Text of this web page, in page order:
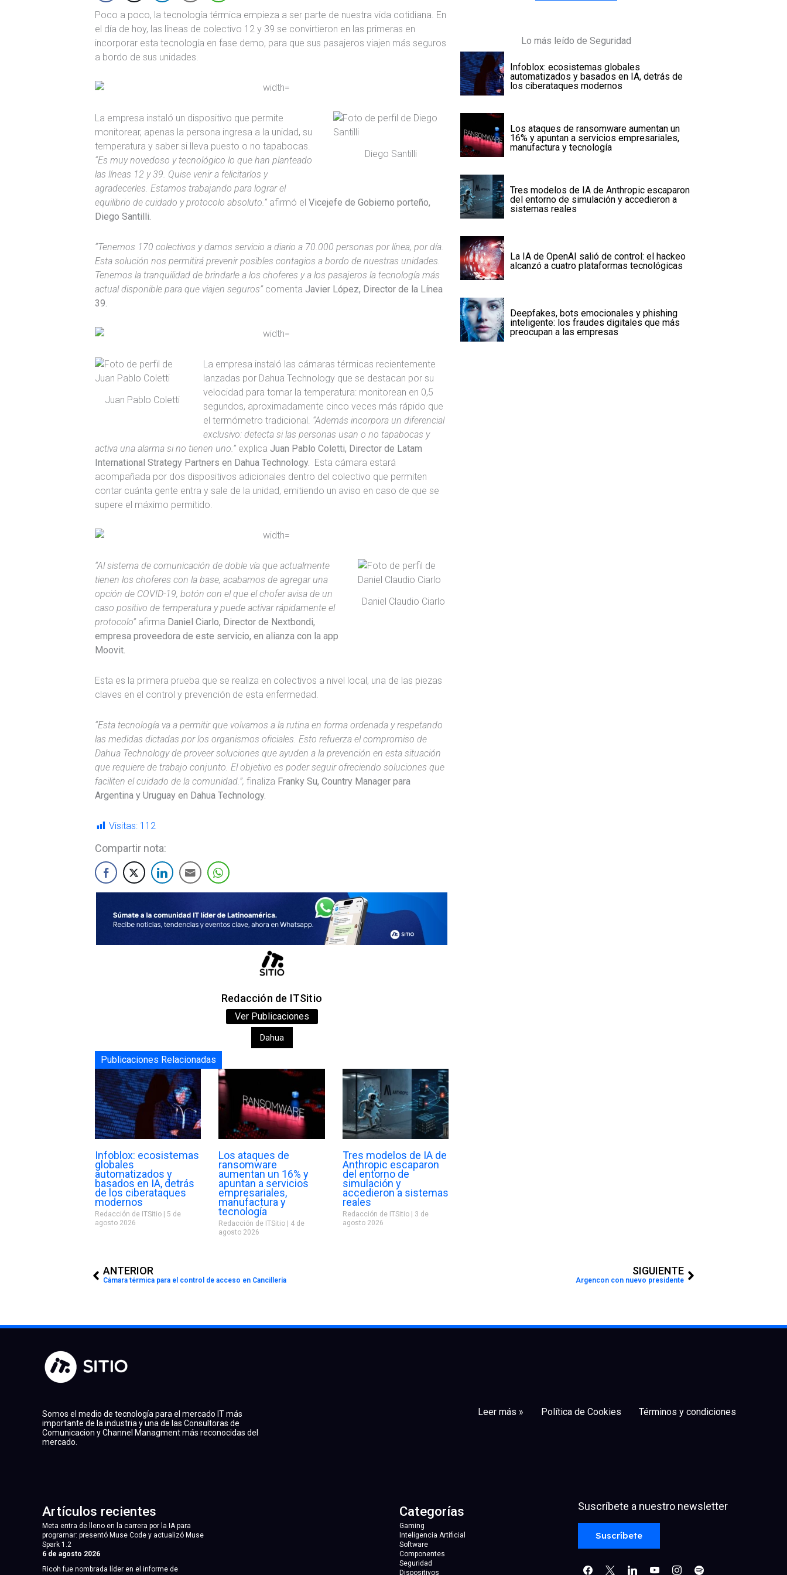
Poco a poco, la tecnología térmica empieza a ser parte de nuestra vida cotidiana. En
el día de hoy, las líneas de colectivo 12 y 39 se convirtieron en las primeras en
incorporar esta tecnología en fase demo, para que sus pasajeros viajen más seguros
a bordo de sus unidades.
Diego Santilli
La empresa instaló un dispositivo que permite
monitorear, apenas la persona ingresa a la unidad, su
temperatura y saber si lleva puesto o no tapabocas.
“Es muy novedoso y tecnológico lo que han planteado
las líneas 12 y 39. Quise venir a felicitarlos y
agradecerles. Estamos trabajando para lograr el
equilibrio de cuidado y protocolo absoluto.” afirmó el Vicejefe de Gobierno porteño,
Diego Santilli.
“Tenemos 170 colectivos y damos servicio a diario a 70.000 personas por línea, por día.
Esta solución nos permitirá prevenir posibles contagios a bordo de nuestras unidades.
Tenemos la tranquilidad de brindarle a los choferes y a los pasajeros la tecnología más
actual disponible para que viajen seguros” comenta Javier López, Director de la Línea
39.
Juan Pablo Coletti
La empresa instaló las cámaras térmicas recientemente
lanzadas por Dahua Technology que se destacan por su
velocidad para tomar la temperatura: monitorean en 0,5
segundos, aproximadamente cinco veces más rápido que
el termómetro tradicional. “Además incorpora un diferencial
exclusivo: detecta si las personas usan o no tapabocas y
activa una alarma si no tienen uno.” explica Juan Pablo Coletti, Director de Latam
International Strategy Partners en Dahua Technology. Esta cámara estará
acompañada por dos dispositivos adicionales dentro del colectivo que permiten
contar cuánta gente entra y sale de la unidad, emitiendo un aviso en caso de que se
supere el máximo permitido.
Daniel Claudio Ciarlo
“Al sistema de comunicación de doble vía que actualmente
tienen los choferes con la base, acabamos de agregar una
opción de COVID-19, botón con el que el chofer avisa de un
caso positivo de temperatura y puede activar rápidamente el
protocolo” afirma Daniel Ciarlo, Director de Nextbondi,
empresa proveedora de este servicio, en alianza con la app
Moovit.
Esta es la primera prueba que se realiza en colectivos a nivel local, una de las piezas
claves en el control y prevención de esta enfermedad.
“Esta tecnología va a permitir que volvamos a la rutina en forma ordenada y respetando
las medidas dictadas por los organismos oficiales. Esto refuerza el compromiso de
Dahua Technology de proveer soluciones que ayuden a la prevención en esta situación
que requiere de trabajo conjunto. El objetivo es poder seguir ofreciendo soluciones que
faciliten el cuidado de la comunidad.”, finaliza Franky Su, Country Manager para
Argentina y Uruguay en Dahua Technology.
Visitas: 112
Compartir nota:
Redacción de ITSitio
Ver Publicaciones
Dahua
Publicaciones Relacionadas
Infoblox: ecosistemas
globales
automatizados y
basados en IA, detrás
de los ciberataques
modernos
Redacción de ITSitio
5 de
agosto 2026
Los ataques de
ransomware
aumentan un 16% y
apuntan a servicios
empresariales,
manufactura y
tecnología
Redacción de ITSitio
4 de
agosto 2026
Tres modelos de IA de
Anthropic escaparon
del entorno de
simulación y
accedieron a sistemas
reales
Redacción de ITSitio
3 de
agosto 2026
Lo más leído de Seguridad
Infoblox: ecosistemas globales
automatizados y basados en IA, detrás de
los ciberataques modernos
Los ataques de ransomware aumentan un
16% y apuntan a servicios empresariales,
manufactura y tecnología
Tres modelos de IA de Anthropic escaparon
del entorno de simulación y accedieron a
sistemas reales
La IA de OpenAI salió de control: el hackeo
alcanzó a cuatro plataformas tecnológicas
Deepfakes, bots emocionales y phishing
inteligente: los fraudes digitales que más
preocupan a las empresas
ANTERIOR
Cámara térmica para el control de acceso en Cancillería
SIGUIENTE
Argencon con nuevo presidente
Somos el medio de tecnología para el mercado IT más
importante de la industria y una de las Consultoras de
Comunicacion y Channel Managment más reconocidas del
mercado.
Leer más » Política de Cookies Términos y condiciones
Artículos recientes
Meta entra de lleno en la carrera por la IA para
programar: presentó Muse Code y actualizó Muse
Spark 1.2
6 de agosto 2026
Ricoh fue nombrada líder en el informe de
Categorías
Gaming
Inteligencia Artificial
Software
Componentes
Seguridad
Dispositivos
Suscríbete a nuestro newsletter
Suscríbete
facebook
x linkedinyoutubeinstagram
spotify